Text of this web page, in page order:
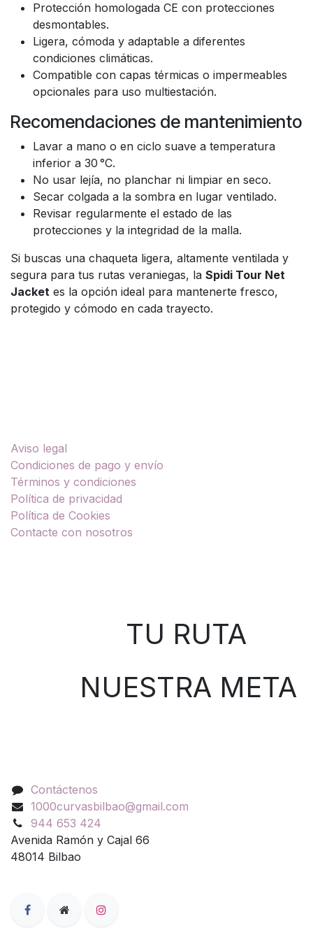
Protección homologada CE con protecciones
desmontables.
Ligera, cómoda y adaptable a diferentes
condiciones climáticas.
Compatible con capas térmicas o impermeables
opcionales para uso multiestación.
Recomendaciones de mantenimiento
Lavar a mano o en ciclo suave a temperatura
inferior a 30 °C.
No usar lejía, no planchar ni limpiar en seco.
Secar colgada a la sombra en lugar ventilado.
Revisar regularmente el estado de las
protecciones y la integridad de la malla.
Si buscas una chaqueta ligera, altamente ventilada y
segura para tus rutas veraniegas, la Spidi Tour Net
Jacket es la opción ideal para mantenerte fresco,
protegido y cómodo en cada trayecto.
Aviso legal
Condiciones de pago y envío
Términos y condiciones
Política de privacidad
Política de Cookies
Contacte con nosotros
TU RUTA
NUESTRA META
Contáctenos
1000curvasbilbao@gmail.com
944 653 424
Avenida Ramón y Cajal 66
48014 Bilbao